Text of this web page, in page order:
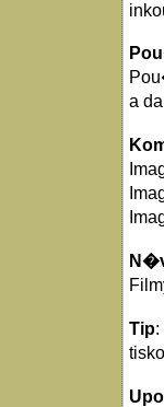
a
Tip